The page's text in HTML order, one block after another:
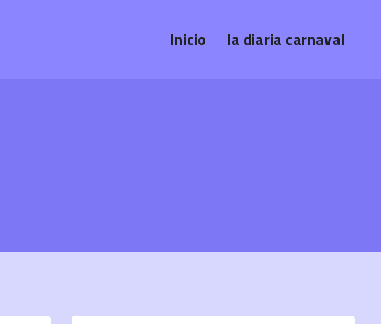
Inicio la diaria carnaval